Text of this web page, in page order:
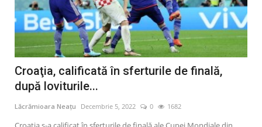
Croaţia, calificată în sferturile de finală,
după loviturile...
Lăcrămioara Neațu Decembrie 5, 2022 0 1682